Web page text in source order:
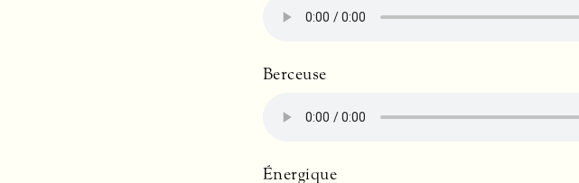
Berceuse
Énergique